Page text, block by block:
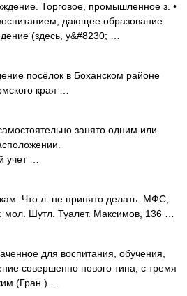
Торговое, промышленное з. •
дающее образование.
(здесь, у&#8230; …
посёлок в Боханском районе
края …
занято одним или
учет …
Что л. не принято делать. МФС,
Шутл. Туалет. Максимов, 136 …
для воспитания, обучения,
совершенно нового типа, с тремя
(Гран.) …